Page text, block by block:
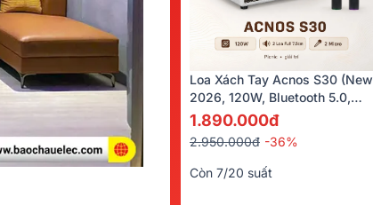
Loa Xách Tay Acnos S30 (New
2026, 120W, Bluetooth 5.0,
Kèm 2 Tay Micro)
1.890.000đ
2.950.000đ -36%
Còn 7/20 suất